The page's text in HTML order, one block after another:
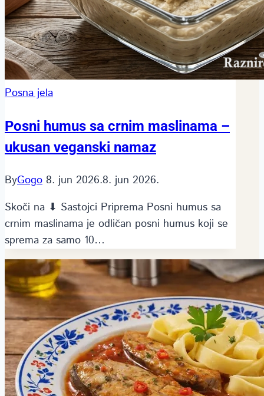
Posna jela
Posni humus sa crnim maslinama –
ukusan veganski namaz
ByGogo 8. jun 2026.8. jun 2026.
Skoči na ⬇ Sastojci Priprema Posni humus sa
crnim maslinama je odličan posni humus koji se
sprema za samo 10…